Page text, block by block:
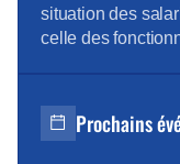
[…]
situation des
celle des
seconds, s’ils le
individuellement
Prochains